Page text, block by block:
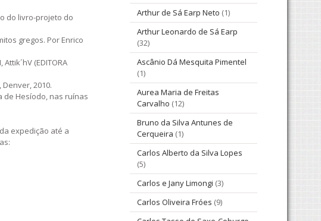
do livro-projeto do
gregos. Por Enrico
Attik´hV (EDITORA
Denver, 2010.
de Hesíodo, nas ruínas
expedição até a
Arthur de Sá Earp Neto (1)
Arthur Leonardo de Sá Earp
(32)
Ascânio Dá Mesquita Pimentel
(1)
Aurea Maria de Freitas
Carvalho (12)
Bruno da Silva Antunes de
Cerqueira (1)
Carlos Alberto da Silva Lopes
(5)
Carlos e Jany Limongi (3)
Carlos Oliveira Fróes (9)